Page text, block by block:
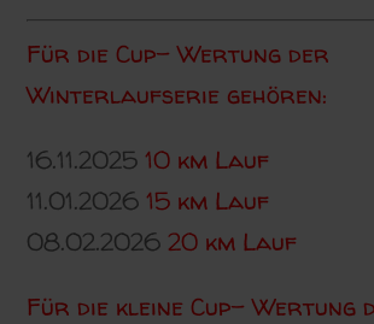
Für die Cup- Wertung der
Winterlaufserie gehören:
16.11.2025 10 km Lauf
11.01.2026 15 km Lauf
08.02.2026 20 km Lauf
Für die kleine Cup- Wertung